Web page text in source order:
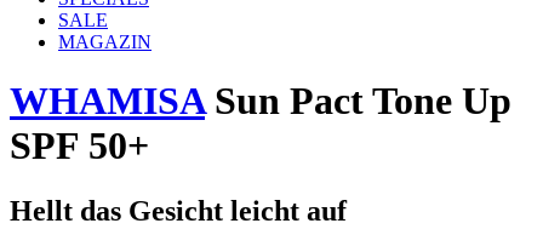
SALE
MAGAZIN
WHAMISASun Pact Tone Up
SPF 50+
Hellt das Gesicht leicht auf